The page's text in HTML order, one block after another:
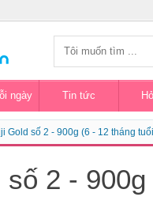
ngày Tin tức
Gold số 2 - 900g (6 - 12 tháng
2 -